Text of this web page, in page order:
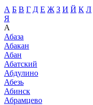
А Б В Г Д Е Ж З И Й К Л
Я
А
Абаза
Абакан
Абан
Абатский
Абдулино
Абезь
Абинск
Абрамцево